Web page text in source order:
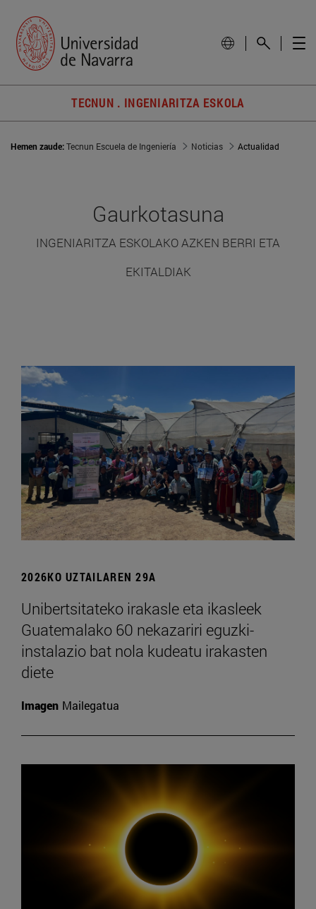
TECNUN . INGENIARITZA ESKOLA
Hemen zaude:Tecnun Escuela de Ingeniería Noticias Actualidad
Gaurkotasuna
INGENIARITZA ESKOLAKO AZKEN BERRI ETA
EKITALDIAK
2026KO UZTAILAREN 29A
Unibertsitateko irakasle eta ikasleek
Guatemalako 60 nekazariri eguzki-
instalazio bat nola kudeatu irakasten
diete
Imagen Mailegatua